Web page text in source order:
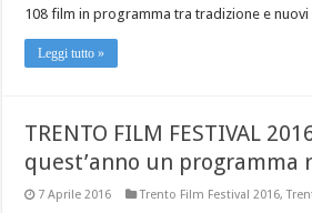
108 film in programma tra tradizione e nuovi
Leggi tutto »
TRENTO FILM FESTIVAL
quest’anno un programma
7 Aprile 2016 Trento Film Festival 2016,